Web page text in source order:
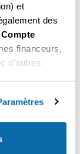
et
des
financeurs,
d'autres
vous
Choisir
459.00
459